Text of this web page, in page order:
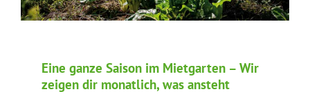
Eine ganze Saison im Mietgarten – Wir
zeigen dir monatlich, was ansteht